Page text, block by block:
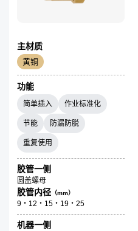
主材质
黄铜
功能
简单插入 作业标准化
节能 防漏防脱
重复使用
胶管一侧
圆盖螺母
胶管内径（mm）
9・12・15・19・25
机器一侧